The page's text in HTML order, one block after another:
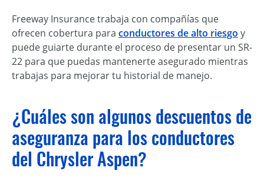
Freeway Insurance trabaja con compañías que
ofrecen cobertura para conductores de alto riesgo y
puede guiarte durante el proceso de presentar un SR-
22 para que puedas mantenerte asegurado mientras
trabajas para mejorar tu historial de manejo.
¿Cuáles son algunos descuentos de
aseguranza para los conductores
del Chrysler Aspen?